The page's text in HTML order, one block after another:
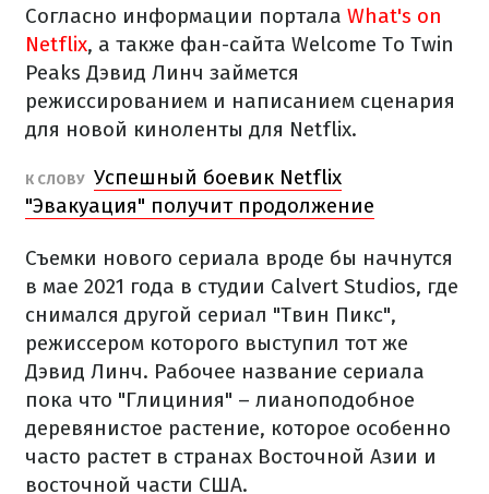
Согласно информации портала What's on
Netflix, а также фан-сайта Welcome To Twin
Peaks Дэвид Линч займется
режиссированием и написанием сценария
для новой киноленты для Netflix.
К СЛОВУ Успешный боевик Netflix
"Эвакуация" получит продолжение
Съемки нового сериала вроде бы начнутся
в мае 2021 года в студии Calvert Studios, где
снимался другой сериал "Твин Пикс",
режиссером которого выступил тот же
Дэвид Линч. Рабочее название сериала
пока что "Глициния" – лианоподобное
деревянистое растение, которое особенно
часто растет в странах Восточной Азии и
восточной части США.